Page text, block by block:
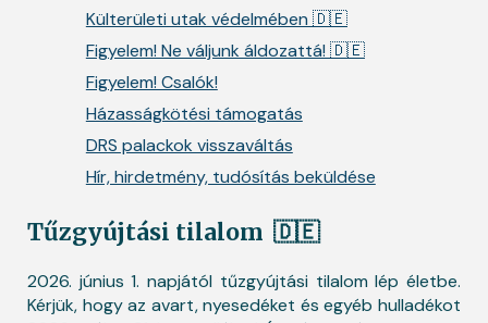
Külterületi utak védelmében 🇩🇪
Figyelem! Ne váljunk áldozattá! 🇩🇪
Figyelem! Csalók!
Házasságkötési támogatás
DRS palackok visszaváltás
Hír, hirdetmény, tudósítás beküldése
Tűzgyújtási tilalom 🇩🇪
2026. június 1. napjától tűzgyújtási tilalom lép életbe.
Kérjük, hogy az avart, nyesedéket és egyéb hulladékot